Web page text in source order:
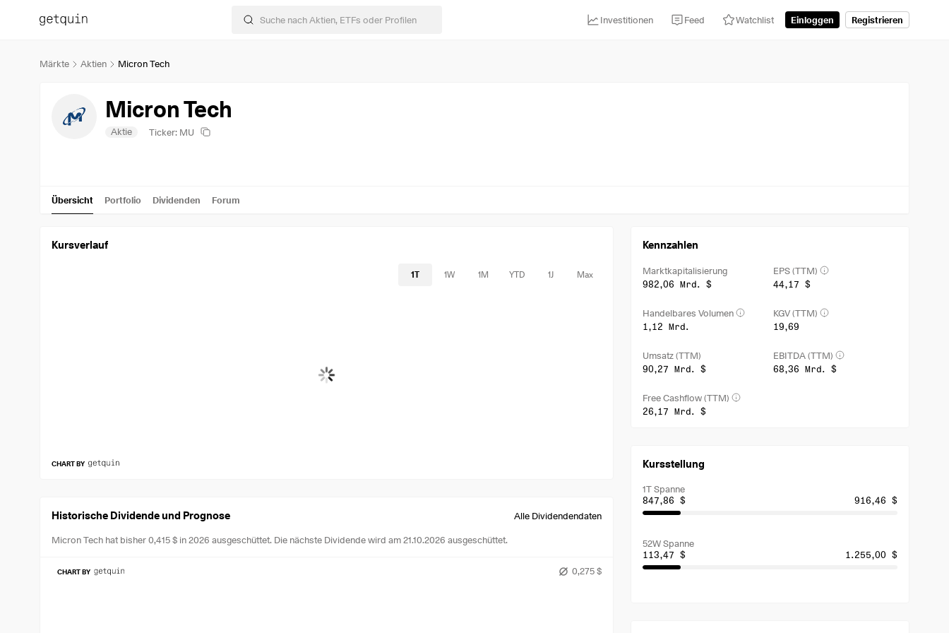
Investitionen Feed Watchlist Einloggen Registrieren
Märkte Aktien Micron Tech
Micron Tech
Aktie Ticker: MU
Übersicht Portfolio Dividenden Forum
Kursverlauf
1T 1W 1M YTD 1J Max
CHART BY
Historische Dividende und Prognose Alle Dividendendaten
Micron Tech hat bisher 0,415 $ in 2026 ausgeschüttet. Die nächste Dividende wird am 21.10.2026 ausgeschüttet.
0,275 $
CHART BY
Kennzahlen
Marktkapitalisierung
982,06 Mrd. $
EPS (TTM)
44,17 $
Handelbares Volumen
1,12 Mrd.
KGV (TTM)
19,69
Umsatz (TTM)
90,27 Mrd. $
EBITDA (TTM)
68,36 Mrd. $
Free Cashflow (TTM)
26,17 Mrd. $
Kursstellung
1T Spanne
847,86 $
916,46 $
52W Spanne
113,47 $
1.255,00 $